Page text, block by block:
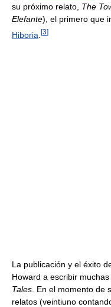
su próximo relato, The
Elefante), el primero que
Hiboria [3]
La publicación y el éxito
Howard a escribir
Tales . En el momento de
relatos (veintiuno